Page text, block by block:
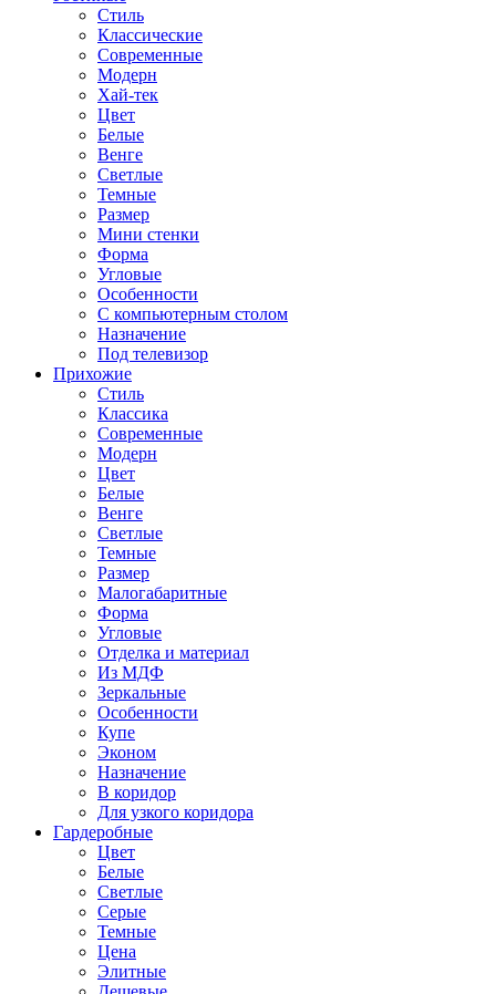
Стиль
Классические
Современные
Модерн
Хай-тек
Цвет
Белые
Венге
Светлые
Темные
Размер
Мини стенки
Форма
Угловые
Особенности
С компьютерным столом
Назначение
Под телевизор
Прихожие
Стиль
Классика
Современные
Модерн
Цвет
Белые
Венге
Светлые
Темные
Размер
Малогабаритные
Форма
Угловые
Отделка и материал
Из МДФ
Зеркальные
Особенности
Купе
Эконом
Назначение
В коридор
Для узкого коридора
Гардеробные
Цвет
Белые
Светлые
Серые
Темные
Цена
Элитные